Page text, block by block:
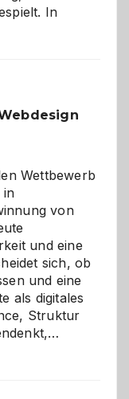
In
Wettbewerb
in
von
und eine
sich, ob
und eine
als digitales
Struktur